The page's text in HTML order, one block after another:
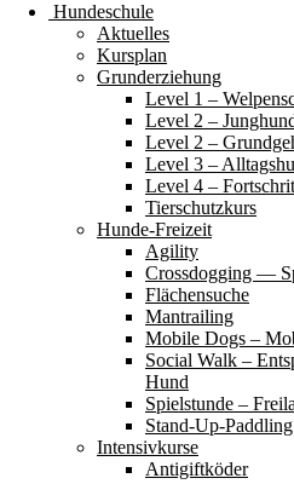
Hundeschule
Aktuelles
Kursplan
Grunderziehung
Level 1 –
Level 2 –
Level 2 –
Level 3 –
Level 4 –
Tierschutzkurs
Hunde-Freizeit
Agility
Crossdogging —
Flächensuche
Mantrailing
Mobile Dogs –
Social Walk –
Hund
Spielstunde –
Stand-Up-
Intensivkurse
Antigiftköder